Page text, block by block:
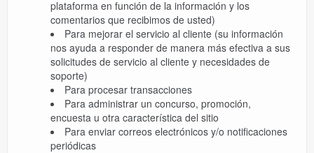
plataforma en función de la información y los
comentarios que recibimos de usted)
Para mejorar el servicio al cliente (su información
nos ayuda a responder de manera más efectiva a sus
solicitudes de servicio al cliente y necesidades de
soporte)
Para procesar transacciones
Para administrar un concurso, promoción,
encuesta u otra característica del sitio
Para enviar correos electrónicos y/o notificaciones
periódicas